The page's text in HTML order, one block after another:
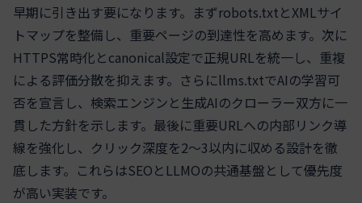
早期に引き出す要になります。まずrobots.txtとXMLサイ
トマップを整備し、重要ページの到達性を高めます。次に
HTTPS常時化とcanonical設定で正規URLを統一し、重複
による評価分散を抑えます。さらにllms.txtでAIの学習可
否を宣言し、検索エンジンと生成AIのクローラー双方に一
貫した方針を示します。最後に重要URLへの内部リンク導
線を強化し、クリック深度を2〜3以内に収める設計を徹
底します。これらはSEOとLLMOの共通基盤として優先度
が高い実装です。